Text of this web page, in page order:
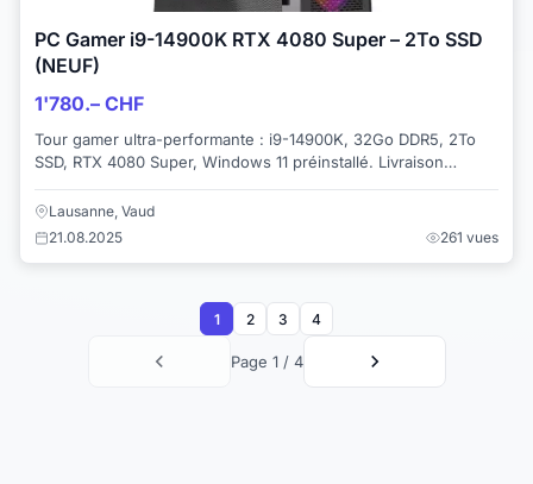
PC Gamer i9-14900K RTX 4080 Super – 2To SSD
(NEUF)
1'780.– CHF
Tour gamer ultra-performante : i9-14900K, 32Go DDR5, 2To
SSD, RTX 4080 Super, Windows 11 préinstallé. Livraison
Lausanne, Vaud
21.08.2025
261 vues
Page 1 / 4
1 2 3 4